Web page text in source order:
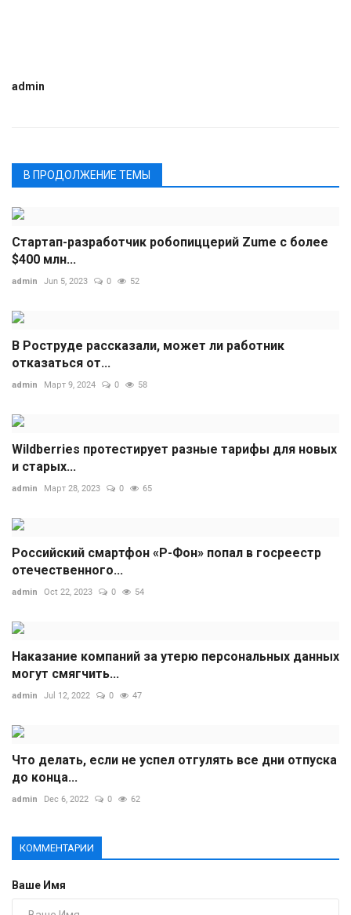
admin
В ПРОДОЛЖЕНИЕ ТЕМЫ
Стартап-разработчик робопиццерий Zume с более
$400 млн...
admin Jun 5, 2023 0 52
В Роструде рассказали, может ли работник
отказаться от...
admin Март 9, 2024 0 58
Wildberries протестирует разные тарифы для новых
и старых...
admin Март 28, 2023 0 65
Российский смартфон «Р-Фон» попал в госреестр
отечественного...
admin Oct 22, 2023 0 54
Наказание компаний за утерю персональных данных
могут смягчить...
admin Jul 12, 2022 0 47
Что делать, если не успел отгулять все дни отпуска
до конца...
admin Dec 6, 2022 0 62
КОММЕНТАРИИ
Ваше Имя